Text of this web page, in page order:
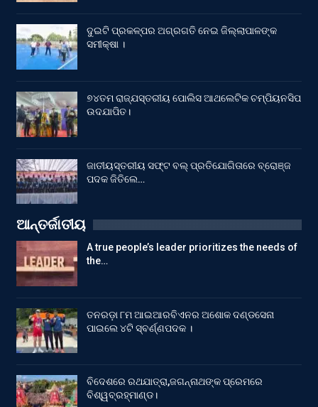
ଦୁଇଟି ପ୍ରକଳ୍ପର ଅଗ୍ରଗତି ନେଇ ଜିଲ୍ଲାପାଳଙ୍କ
ସମୀକ୍ଷା ।
୭୪ତମ ରାଜ୍ଯସ୍ତରୀୟ ପୋଲିସ ଆଥଲେଟିକ ଚମ୍ପିୟନସିପ
ଉଦଯାପିତ।
ଜାତୀୟସ୍ତରୀୟ ସଫ୍ଟ ବଲ୍ ପ୍ରତିଯୋଗିତାରେ ବ୍ରୋଞ୍ଜ
ପଦକ ଜିତିଲେ…
ଆନ୍ତର୍ଜାତୀୟ
A true people’s leader prioritizes the needs of
the…
ତନରଡ଼ା ୮ମ ଆଇଆରବିଏନର ଅଶୋକ ଦଣ୍ଡସେନା
ପାଇଲେ ୪ଟି ସ୍ବର୍ଣ୍ଣପଦକ ।
ବିଦେଶରେ ରଥଯାତ୍ରା,ଜଗନ୍ନାଥଙ୍କ ପ୍ରେମରେ
ବିଶ୍ୱବ୍ରହ୍ମାଣ୍ଡ।